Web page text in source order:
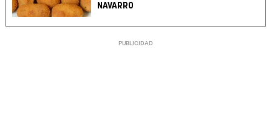
NAVARRO